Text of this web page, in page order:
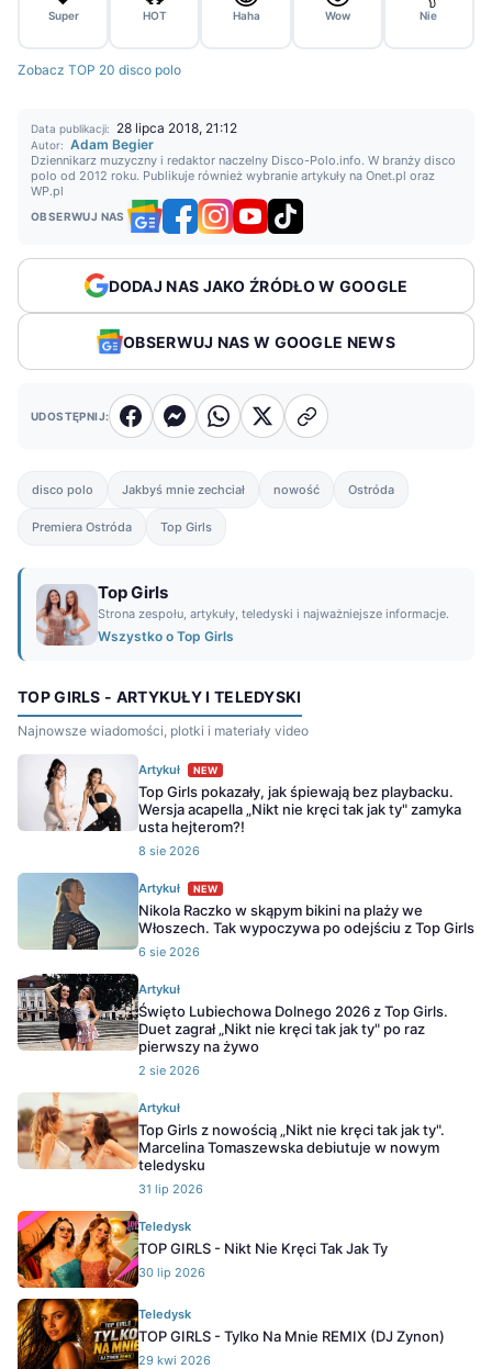
Super HOT Haha Wow Nie
Zobacz TOP 20 disco polo
Data publikacji: 28 lipca 2018, 21:12
Autor: Adam Begier
Dziennikarz muzyczny i redaktor naczelny Disco-Polo.info. W branży disco
polo od 2012 roku. Publikuje również wybranie artykuły na Onet.pl oraz
WP.pl
OBSERWUJ NAS
DODAJ NAS JAKO ŹRÓDŁO W GOOGLE
OBSERWUJ NAS W GOOGLE NEWS
UDOSTĘPNIJ:
disco polo Jakbyś mnie zechciał nowość Ostróda
Premiera Ostróda Top Girls
Top Girls
Strona zespołu, artykuły, teledyski i najważniejsze informacje.
Wszystko o Top Girls
TOP GIRLS - ARTYKUŁY I TELEDYSKI
Najnowsze wiadomości, plotki i materiały video
Artykuł NEW
Top Girls pokazały, jak śpiewają bez playbacku.
Wersja acapella „Nikt nie kręci tak jak ty" zamyka
usta hejterom?!
8 sie 2026
Artykuł NEW
Nikola Raczko w skąpym bikini na plaży we
Włoszech. Tak wypoczywa po odejściu z Top Girls
6 sie 2026
Artykuł
Święto Lubiechowa Dolnego 2026 z Top Girls.
Duet zagrał „Nikt nie kręci tak jak ty" po raz
pierwszy na żywo
2 sie 2026
Artykuł
Top Girls z nowością „Nikt nie kręci tak jak ty".
Marcelina Tomaszewska debiutuje w nowym
teledysku
31 lip 2026
Teledysk
TOP GIRLS - Nikt Nie Kręci Tak Jak Ty
30 lip 2026
Teledysk
TOP GIRLS - Tylko Na Mnie REMIX (DJ Zynon)
29 kwi 2026